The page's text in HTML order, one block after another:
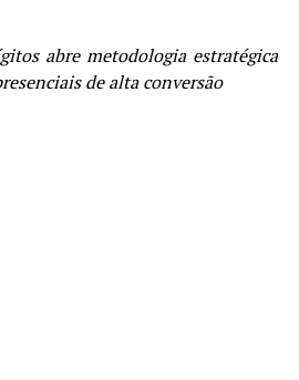
abre metodologia estratégica
de alta conversão